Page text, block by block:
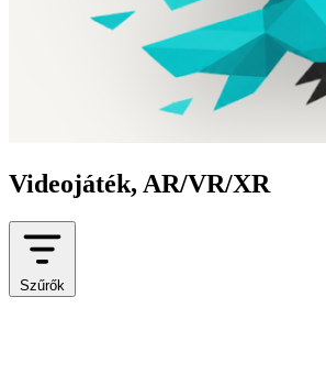
Videojáték, AR/VR/XR
Szűrők